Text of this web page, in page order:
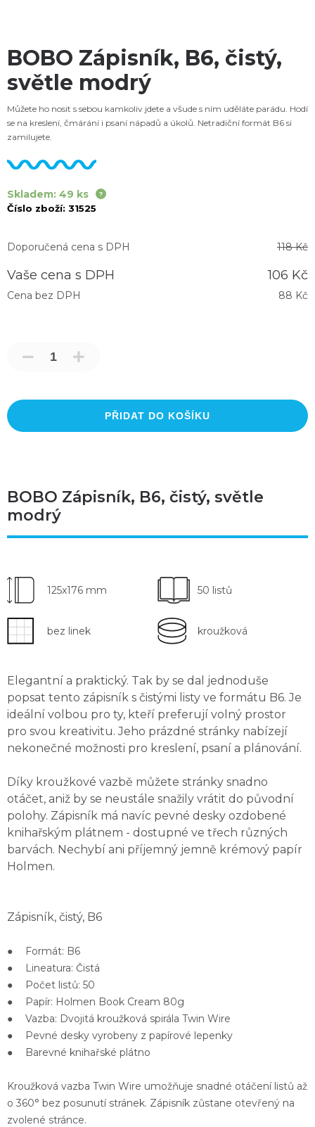
BOBO Zápisník, B6, čistý,
světle modrý
Můžete ho nosit s sebou kamkoliv jdete a všude s ním uděláte parádu. Hodí
se na kreslení, čmárání i psaní nápadů a úkolů. Netradiční formát B6 si
zamilujete.
Skladem: 49 ks
Číslo zboží: 31525
Doporučená cena s DPH 118 Kč
Vaše cena s DPH 106 Kč
Cena bez DPH 88 Kč
PŘIDAT DO KOŠÍKU
BOBO Zápisník, B6, čistý, světle
modrý
125x176 mm 50 listů
bez linek kroužková
Elegantní a praktický. Tak by se dal jednoduše
popsat tento zápisník s čistými listy ve formátu B6. Je
ideální volbou pro ty, kteří preferují volný prostor
pro svou kreativitu. Jeho prázdné stránky nabízejí
nekonečné možnosti pro kreslení, psaní a plánování.
Díky kroužkové vazbě můžete stránky snadno
otáčet, aniž by se neustále snažily vrátit do původní
polohy. Zápisník má navíc pevné desky ozdobené
knihařským plátnem - dostupné ve třech různých
barvách. Nechybí ani příjemný jemně krémový papír
Holmen.
Zápisník, čistý, B6
● Formát: B6
● Lineatura: Čistá
● Počet listů: 50
● Papír: Holmen Book Cream 80g
● Vazba: Dvojitá kroužková spirála Twin Wire
● Pevné desky vyrobeny z papírové lepenky
● Barevné knihařské plátno
Kroužková vazba Twin Wire umožňuje snadné otáčení listů až
o 360° bez posunutí stránek. Zápisník zůstane otevřený na
zvolené stránce.